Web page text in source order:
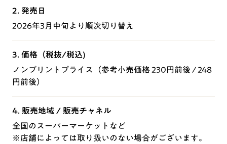
2. 発売日
2026年3月中旬より順次切り替え
3. 価格（税抜/税込)
ノンプリントプライス（参考小売価格 230円前後 / 248
円前後）
4. 販売地域 / 販売チャネル
全国のスーパーマーケットなど
※店舗によっては取り扱いのない場合がございます。